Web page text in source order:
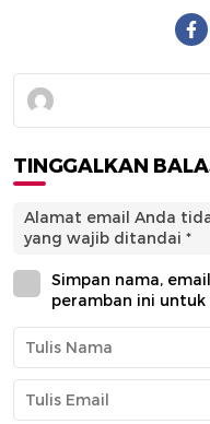
TINGGALKAN
Alamat email Anda
yang wajib ditandai *
Simpan nama,
peramban ini